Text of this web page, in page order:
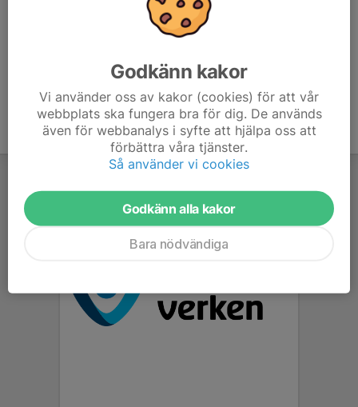
Godkänn kakor
Vi använder oss av kakor (cookies) för att vår
webbplats ska fungera bra för dig. De används
även för webbanalys i syfte att hjälpa oss att
förbättra våra tjänster.
Så använder vi cookies
Godkänn alla kakor
Bara nödvändiga